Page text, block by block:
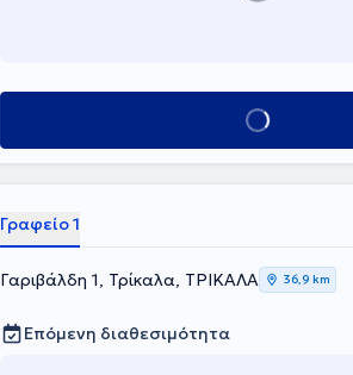
Κλείσε ραντεβού
Γραφείο 1
Γαριβάλδη 1, Τρίκαλα, ΤΡΙΚΑΛΑ 36,9 km
Επόμενη διαθεσιμότητα